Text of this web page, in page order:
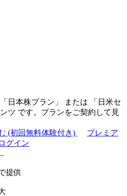
日本株プラン 」 または 「 日米セ
ツ です。プランをご契約して見
(初回無料体験付き)
プレミア
グイン
提供